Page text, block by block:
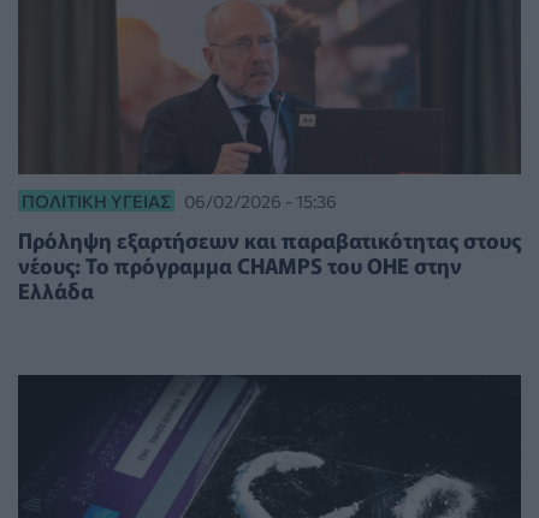
ΠΟΛΙΤΙΚΉ ΥΓΕΊΑΣ 06/02/2026 - 15:36
Πρόληψη εξαρτήσεων και παραβατικότητας στους
νέους: Το πρόγραμμα CHAMPS του ΟΗΕ στην
Ελλάδα